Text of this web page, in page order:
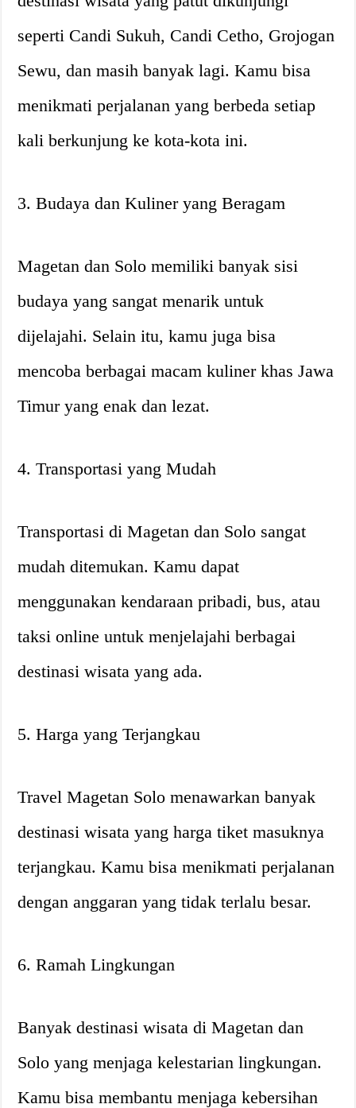
seperti Candi Sukuh, Candi Cetho, Grojogan
Sewu, dan masih banyak lagi. Kamu bisa
menikmati perjalanan yang berbeda setiap
kali berkunjung ke kota-kota ini.
3. Budaya dan Kuliner yang Beragam
Magetan dan Solo memiliki banyak sisi
budaya yang sangat menarik untuk
dijelajahi. Selain itu, kamu juga bisa
mencoba berbagai macam kuliner khas Jawa
Timur yang enak dan lezat.
4. Transportasi yang Mudah
Transportasi di Magetan dan Solo sangat
mudah ditemukan. Kamu dapat
menggunakan kendaraan pribadi, bus, atau
taksi online untuk menjelajahi berbagai
destinasi wisata yang ada.
5. Harga yang Terjangkau
Travel Magetan Solo menawarkan banyak
destinasi wisata yang harga tiket masuknya
terjangkau. Kamu bisa menikmati perjalanan
dengan anggaran yang tidak terlalu besar.
6. Ramah Lingkungan
Banyak destinasi wisata di Magetan dan
Solo yang menjaga kelestarian lingkungan.
Kamu bisa membantu menjaga kebersihan